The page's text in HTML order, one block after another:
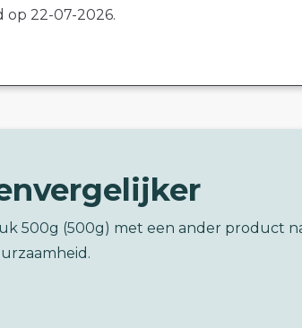
op 22-07-2026.
500g (500g) met een ander product